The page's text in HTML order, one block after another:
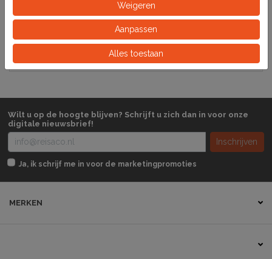
Artikelnummer 212950
Wilt u op de hoogte blijven? Schrijft u zich dan in voor onze
digitale nieuwsbrief!
Inschrijven
Ja, ik schrijf me in voor de marketingpromoties
MERKEN
Weigeren
Aanpassen
Alles toestaan